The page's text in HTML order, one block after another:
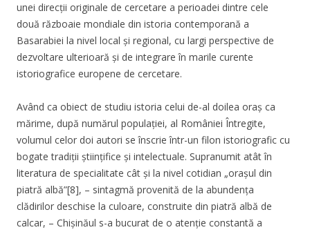
unei direcții originale de cercetare a perioadei dintre cele
două războaie mondiale din istoria contemporană a
Basarabiei la nivel local și regional, cu largi perspective de
dezvoltare ulterioară și de integrare în marile curente
istoriografice europene de cercetare.
Având ca obiect de studiu istoria celui de-al doilea oraș ca
mărime, după numărul populației, al României Întregite,
volumul celor doi autori se înscrie într-un filon istoriografic cu
bogate tradiții științifice și intelectuale. Supranumit atât în
literatura de specialitate cât și la nivel cotidian „orașul din
piatră albă”[8], – sintagmă provenită de la abundența
clădirilor deschise la culoare, construite din piatră albă de
calcar, – Chișinăul s-a bucurat de o atenție constantă a